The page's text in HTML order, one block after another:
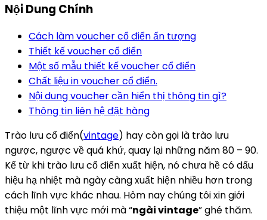
Nội Dung Chính
Cách làm voucher cổ điển ấn tượng
Thiết kế voucher cổ điển
Một số mẫu thiết kế voucher cổ điển
Chất liệu in voucher cổ điển.
Nội dung voucher cần hiển thị thông tin gì?
Thông tin liên hệ đặt hàng
Trào lưu cổ điển(vintage) hay còn gọi là trào lưu
ngược, ngược về quá khứ, quay lại những năm 80 – 90.
Kể từ khi trào lưu cổ điển xuất hiện, nó chưa hề có dấu
hiệu hạ nhiệt mà ngày càng xuất hiện nhiều hơn trong
cách lĩnh vực khác nhau. Hôm nay chúng tôi xin giới
thiệu một lĩnh vực mới mà “ngài vintage” ghé thăm.